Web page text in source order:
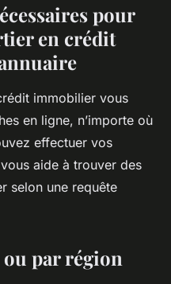
pour
en crédit
immobilier vous
en ligne, n’importe où
effectuer vos
aide à trouver des
selon une requête
par région